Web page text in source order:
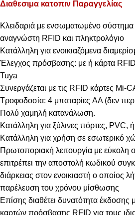
Διαθεσιμα κατοπιν Παραγγελίας
Κλειδαριά με ενσωματωμένο
αναγνώστη RFID και πληκτρολόγιο
Κατάλληλη για ενοικιαζόμενα
Έλεγχος πρόσβασης: με ή κάρτα
Tuya
Συνεργάζεται με τις RFID κάρτες
Τροφοδοσία: 4 μπαταρίες AA (δεν
Πολύ χαμηλή κατανάλωση.
Κατάλληλη για ξύλινες πόρτες, PVC,
Κατάλληλη για χρήση σε εσωτερικό
Πρωτοποριακή λειτουργία με
επιτρέπει την αποστολή κωδικού
διάρκειας στον ενοικιαστή ο οποίος
παρέλευση του χρόνου μίσθωσης
Επίσης διαθέτει δυνατότητα
καρτών πρόσβασης RFID για τους